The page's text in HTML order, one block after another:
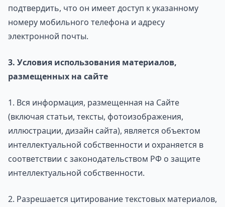
подтвердить, что он имеет доступ к указанному
номеру мобильного телефона и адресу
электронной почты.
3. Условия использования материалов,
размещенных на сайте
1. Вся информация, размещенная на Сайте
(включая статьи, тексты, фотоизображения,
иллюстрации, дизайн сайта), является объектом
интеллектуальной собственности и охраняется в
соответствии с законодательством РФ о защите
интеллектуальной собственности.
2. Разрешается цитирование текстовых материалов,